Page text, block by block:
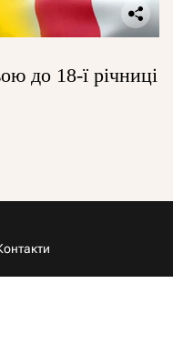
до 18-ї річниці